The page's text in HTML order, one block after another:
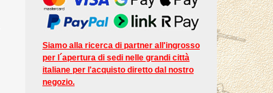
Siamo alla ricerca di partner all'ingrosso
per l´apertura di sedi nelle grandi città
italiane per l'acquisto diretto dal nostro
negozio.